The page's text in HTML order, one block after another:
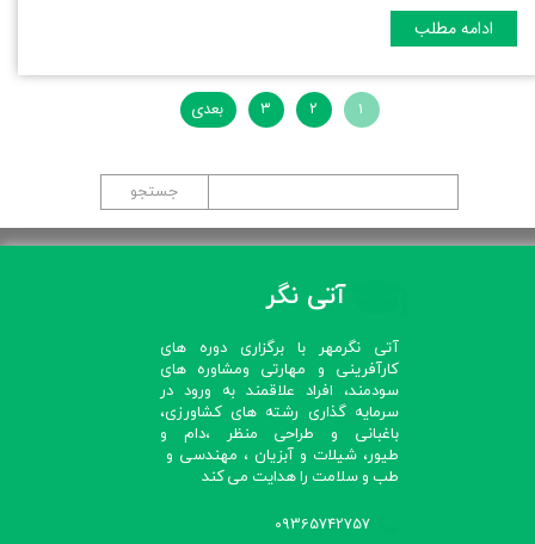
ادامه مطلب
۱ ۲ ۳ بعدی
جستجو
آتی نگر
آتی نگرمهر با برگزاری دوره های
کارآفرینی و مهارتی ومشاوره های
سودمند، افراد علاقمند به ورود در
سرمایه گذاری رشته های کشاورزی،
باغبانی و طراحی منظر ،دام و
طیور، شیلات و آبزیان ، مهندسی و
طب و سلامت را هدایت می کند​​​​​​​
09365742757